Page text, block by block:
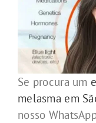
Se procura um
melasma em
nosso